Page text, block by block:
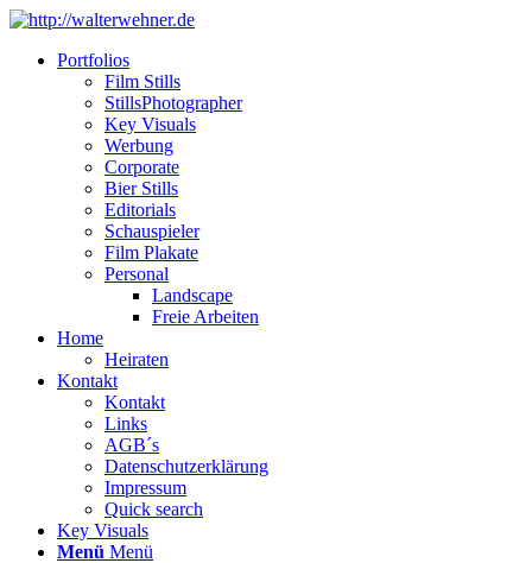
Portfolios
Film Stills
StillsPhotographer
Key Visuals
Werbung
Corporate
Bier Stills
Editorials
Schauspieler
Film Plakate
Personal
Landscape
Freie Arbeiten
Home
Heiraten
Kontakt
Kontakt
Links
AGB´s
Datenschutzerklärung
Impressum
Quick search
Key Visuals
Menü Menü